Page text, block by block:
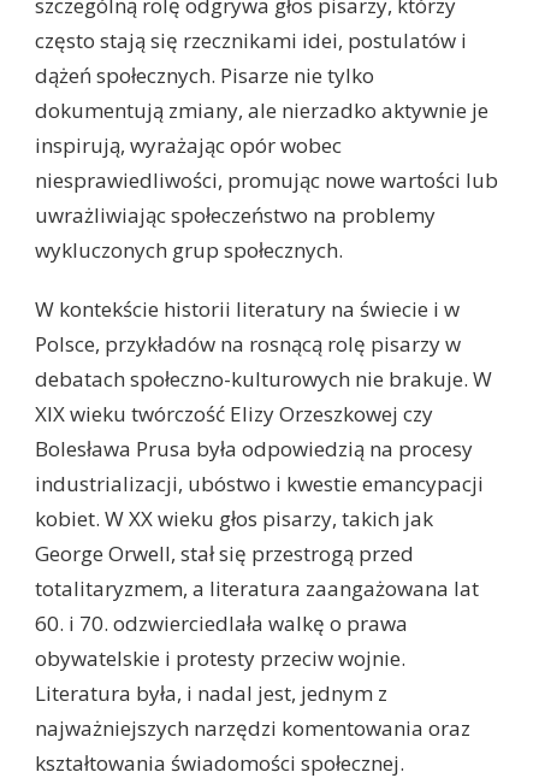
często stają się rzecznikami idei, postulatów i
dążeń społecznych. Pisarze nie tylko
dokumentują zmiany, ale nierzadko aktywnie je
inspirują, wyrażając opór wobec
niesprawiedliwości, promując nowe wartości lub
uwrażliwiając społeczeństwo na problemy
wykluczonych grup społecznych.
W kontekście historii literatury na świecie i w
Polsce, przykładów na rosnącą rolę pisarzy w
debatach społeczno-kulturowych nie brakuje. W
XIX wieku twórczość Elizy Orzeszkowej czy
Bolesława Prusa była odpowiedzią na procesy
industrializacji, ubóstwo i kwestie emancypacji
kobiet. W XX wieku głos pisarzy, takich jak
George Orwell, stał się przestrogą przed
totalitaryzmem, a literatura zaangażowana lat
60. i 70. odzwierciedlała walkę o prawa
obywatelskie i protesty przeciw wojnie.
Literatura była, i nadal jest, jednym z
najważniejszych narzędzi komentowania oraz
kształtowania świadomości społecznej.